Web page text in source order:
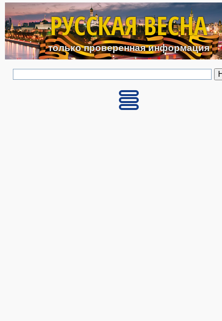
Перейти к основному
РУССКАЯ ВЕСНА
только проверенная информация